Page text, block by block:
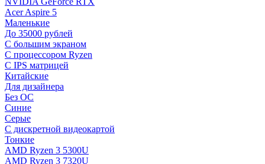
Acer Aspire 5
Маленькие
До 35000 рублей
C большим экраном
С процессором Ryzen
С IPS матрицей
Китайские
Для дизайнера
Без ОС
Синие
Серые
C дискретной видеокартой
Тонкие
AMD Ryzen 3 5300U
AMD Ryzen 3 7320U